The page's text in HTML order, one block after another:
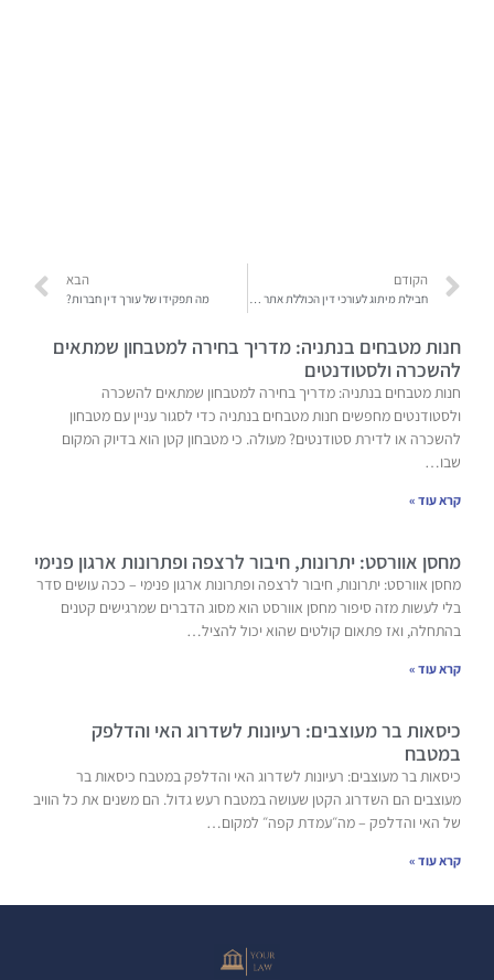
הקודם
חבילת מיתוג לעורכי דין הכוללת אתר לעסק
הבא
מה תפקידו של עורך דין חברות?
חנות מטבחים בנתניה: מדריך בחירה למטבחון שמתאים
להשכרה ולסטודנטים
חנות מטבחים בנתניה: מדריך בחירה למטבחון שמתאים להשכרה
ולסטודנטים מחפשים חנות מטבחים בנתניה כדי לסגור עניין עם מטבחון
להשכרה או לדירת סטודנטים? מעולה. כי מטבחון קטן הוא בדיוק המקום
שבו…
קרא עוד »
מחסן אוורסט: יתרונות, חיבור לרצפה ופתרונות ארגון פנימי
מחסן אוורסט: יתרונות, חיבור לרצפה ופתרונות ארגון פנימי – ככה עושים סדר
בלי לעשות מזה סיפור מחסן אוורסט הוא מסוג הדברים שמרגישים קטנים
בהתחלה, ואז פתאום קולטים שהוא יכול להציל…
קרא עוד »
כיסאות בר מעוצבים: רעיונות לשדרוג האי והדלפק
במטבח
כיסאות בר מעוצבים: רעיונות לשדרוג האי והדלפק במטבח כיסאות בר
מעוצבים הם השדרוג הקטן שעושה במטבח רעש גדול. הם משנים את כל הוויב
של האי והדלפק – מה״עמדת קפה״ למקום…
קרא עוד »